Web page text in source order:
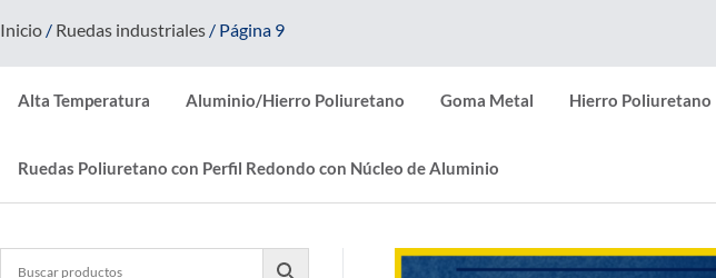
Inicio / Ruedas industriales / Página 9
Alta Temperatura Aluminio/Hierro Poliuretano Goma Metal Hierro Poliuretano
Ruedas Poliuretano con Perfil Redondo con Núcleo de Aluminio